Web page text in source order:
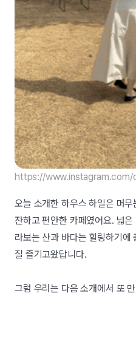
https://www.instagram.com/
오늘 소개한 하우스 하일은 머
잔하고 편안한 카페였어요. 넓
라보는 산과 바다는 힐링하기에
잘 즐기고왔답니다.
그럼 우리는 다음 소개에서 또